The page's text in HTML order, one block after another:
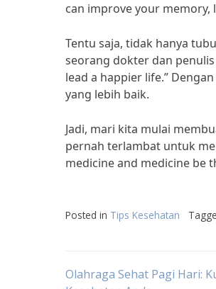
can improve your memory,
Tentu saja, tidak hanya
seorang dokter dan
lead a happier life.”
yang lebih baik.
Jadi, mari kita mulai
pernah terlambat untuk
medicine and medicine be
Posted in Tips Kesehatan
Post
Olahraga Sehat Pagi Hari: